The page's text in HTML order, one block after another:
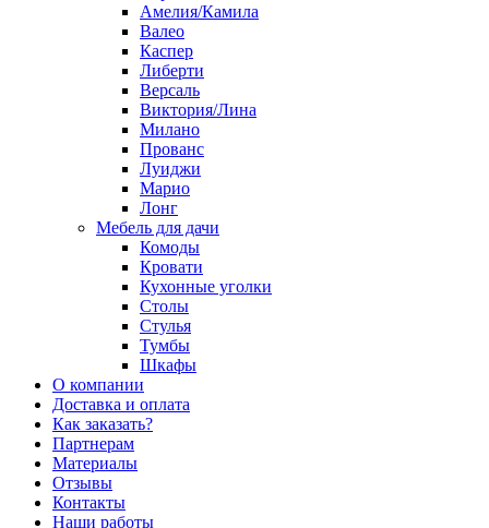
Амелия/Камила
Валео
Каспер
Либерти
Версаль
Виктория/Лина
Милано
Прованс
Луиджи
Марио
Лонг
Мебель для дачи
Комоды
Кровати
Кухонные уголки
Столы
Стулья
Тумбы
Шкафы
О компании
Доставка и оплата
Как заказать?
Партнерам
Материалы
Отзывы
Контакты
Наши работы